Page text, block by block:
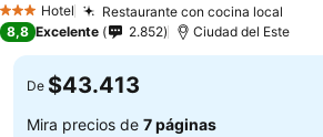
3 Estrellas
Hotel Restaurante con cocina local
8,8 Excelente 2.852 Ciudad del Este
De $43.413
Mira precios de 7 páginas